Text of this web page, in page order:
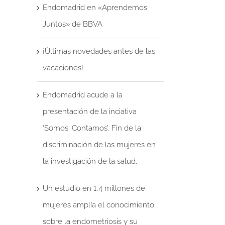
Endomadrid en «Aprendemos
Juntos» de BBVA
¡Últimas novedades antes de las
vacaciones!
Endomadrid acude a la
presentación de la inciativa
‘Somos. Contamos’. Fin de la
discriminación de las mujeres en
la investigación de la salud.
Un estudio en 1,4 millones de
mujeres amplía el conocimiento
sobre la endometriosis y su